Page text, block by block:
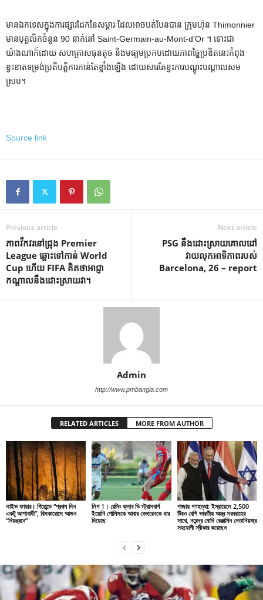
មានឯកទេសក្នុងការផ្សារដែកនៃសម្ភារៈដែលអាចបត់បែនបាន ក្រុមហ៊ុន Thimonnier
មានបុគ្គលិកចំនួន 90 នាក់នៅ Saint-Germain-au-Mont-d’Or ។ ទោះជា
យ៉ាងណាក៏ដោយ សហគ្រាសធុនតូច និងមធ្យមប្រកបដោយភាពច្នៃប្រឌិតនេះកំពុង
ខ្វះខាតទម្រង់ប្រតិបត្តិការកាន់តែខ្លាំងឡើង ដោយសារតែខ្វះការបណ្តុះបណ្តាលសម
ស្រប។
Source link
Previous article
ភាពវឹកវរនៅជ្រុង Premier
League ឆ្ពោះទៅកាន់ World
Cup ហើយ FIFA គិតថាអាជ្ញា
កណ្តាលនឹងដោះស្រាយវា។
Next article
PSG នឹង​ដោះស្រាយ​គោលដៅ​
វាយលុក​អាទិភាព​របស់
Barcelona, ​​26 – report
Admin
http://www.pmbangla.com
RELATED ARTICLES MORE FROM AUTHOR
লাইভ ফায়ার। গিরোন্ডে “প্রথম দিন
একটু আশাবাদী”, বিসকারোসে আগুন
“নিয়ন্ত্রনে”
লিগ 1। রেসিং ক্লাব ডি স্ট্রাসবার্গ
ইয়োনি গোমিসকে আবার বেভারেনকে ধার
দিয়েছে
গাজায় গণহত্যা: ইস্রায়েলে 2,500
টিরও বেশি ভারতীয় অস্ত্র সরবরাহের
সাথে, নরেন্দ্র মোদি বেঞ্জামিন নেতানিয়াহুর
সহযোগী স্বীকার করেছেন